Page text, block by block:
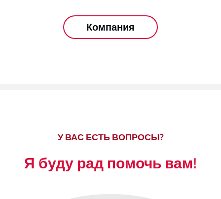
Компания
У ВАС ЕСТЬ ВОПРОСЫ?
Я буду рад помочь вам!